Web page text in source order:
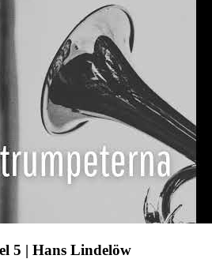
5 | Hans Lindelöw